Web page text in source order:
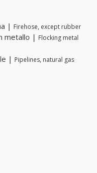
| Firehose, except rubber
metallo | Flocking metal
| Pipelines, natural gas